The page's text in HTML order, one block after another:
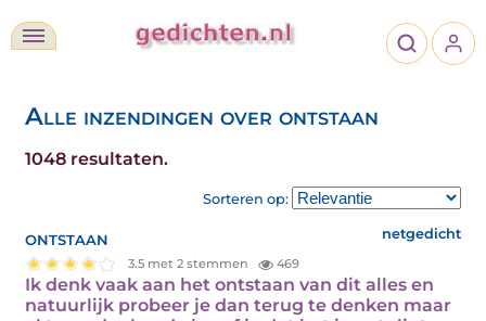
Alle inzendingen over ontstaan
1048 resultaten.
Sorteren op:
ontstaan netgedicht
3.5 met 2 stemmen 469
Ik denk vaak aan het ontstaan van dit alles en
natuurlijk probeer je dan terug te denken maar